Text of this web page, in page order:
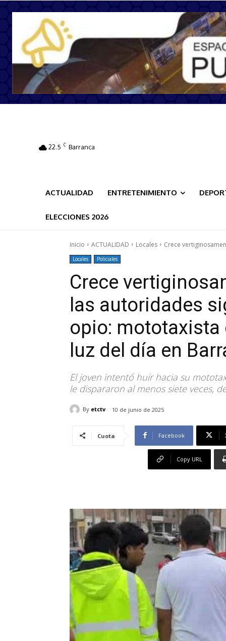
22.5 C Barranca
ACTUALIDAD ENTRETENIMIENTO
ELECCIONES 2026
Inicio ACTUALIDAD Locales Crece
Locales Policiales
Crece
las autoridades
opio: mototaxista
luz del día en
El joven intentó huir hacia su
le dispararon al menos siete veces,
By etctv 10 de junio de 2025
Cuota Facebook
Copy URL